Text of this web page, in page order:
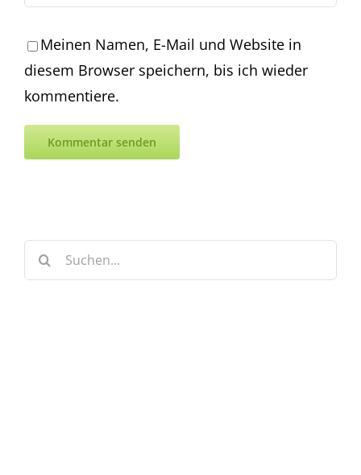
Meinen Namen, E-Mail und Website in
diesem Browser speichern, bis ich wieder
kommentiere.
Suche
nach: